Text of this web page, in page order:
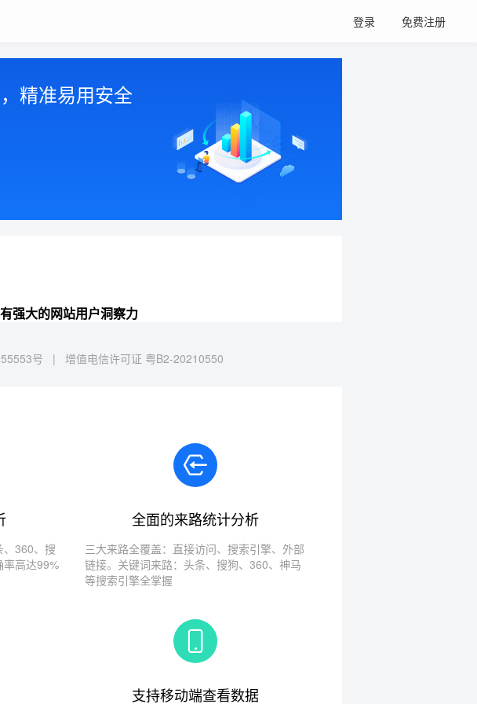
登录 免费注册
精准易用安全
强大的网站用户洞察力
、360、搜
率高达99%
全面的来路统计分析
三大来路全覆盖：直接访问、搜索引擎、外部
链接。关键词来路：头条、搜狗、360、神马
等搜索引擎全掌握
支持移动端查看数据
号 | 增值电信许可证 粤B2-20210550